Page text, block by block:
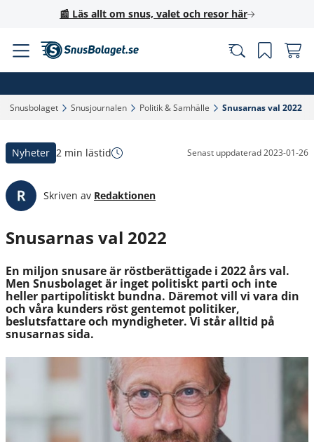
📰 Läs allt om snus, valet och resor här
Snusbolaget‎ Snusjournalen‎ Politik & Samhälle‎ Snusarnas val 2022‎
Nyheter 2 min lästid Senast uppdaterad2023-01-26
Skriven av Redaktionen
Snusarnas val 2022
En miljon snusare är röstberättigade i 2022 års val.
Men Snusbolaget är inget politiskt parti och inte
heller partipolitiskt bundna. Däremot vill vi vara din
och våra kunders röst gentemot politiker,
beslutsfattare och myndigheter. Vi står alltid på
snusarnas sida.